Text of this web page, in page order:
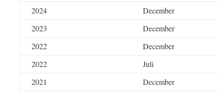
2024
December
2023
December
2022
December
2022
Juli
2021
December